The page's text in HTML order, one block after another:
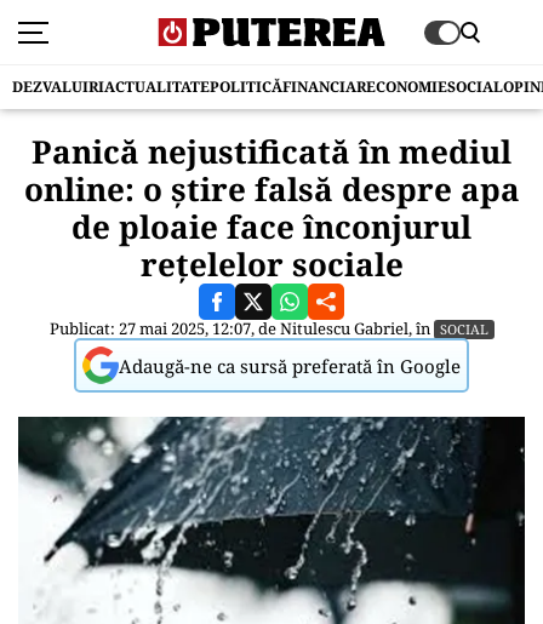
DEZVALUIRIACTUALITATEPOLITICĂFINANCIARECONOMIESOCIAL
Panică nejustificată în mediul
online: o știre falsă despre apa
de ploaie face înconjurul
rețelelor sociale
Publicat: 27 mai 2025, 12:07, deNitulescu Gabriel, în SOCIAL
Adaugă-ne ca sursă preferată în Google